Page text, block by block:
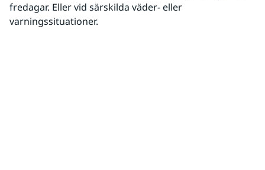
fredagar. Eller vid särskilda väder- eller
varningssituationer.